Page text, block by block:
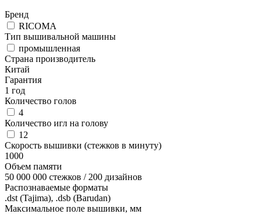
Бренд
RICOMA
Тип вышивальной машины
промышленная
Страна производитель
Китай
Гарантия
1 год
Количество голов
4
Количество игл на голову
12
Скорость вышивки (стежков в минуту)
1000
Объем памяти
50 000 000 стежков / 200 дизайнов
Распознаваемые форматы
.dst (Tajima), .dsb (Barudan)
Максимальное поле вышивки, мм